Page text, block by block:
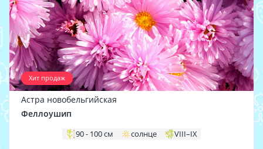
Хит продаж
Астра новобельгийская
Феллоушип
90 - 100 см солнце VIII–IX